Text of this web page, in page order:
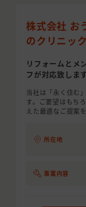
株式会社 お
のクリニック
リフォームとメ
フが対応致しま
当社は「永く住む
す。ご要望はもち
えた最適なご提案
所在地
事業内容